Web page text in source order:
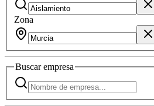
Zona
Buscarempresa